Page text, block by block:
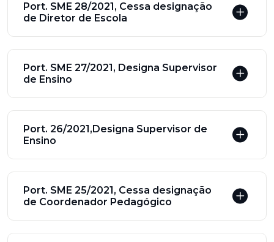
Port. SME 28/2021, Cessa designação
de Diretor de Escola
Port. SME 27/2021, Designa Supervisor
de Ensino
Port. 26/2021,Designa Supervisor de
Ensino
Port. SME 25/2021, Cessa designação
de Coordenador Pedagógico